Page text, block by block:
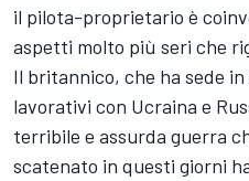
il pilota-proprietario è
aspetti molto più seri che
Il britannico, che ha sede
lavorativi con Ucraina e
terribile e assurda guerra
scatenato in questi giorni